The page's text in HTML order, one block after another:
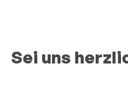
Sei uns